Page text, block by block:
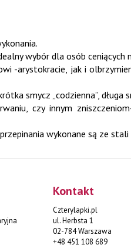
wybór dla osób ceniących
-arystokracie, jak i
smycz „codzienna”, długa
czy innym
wykonane są ze
Kontakt
Czterylapki.pl
ul. Herbsta 1
02-784 Warszawa
+48 451 108 689